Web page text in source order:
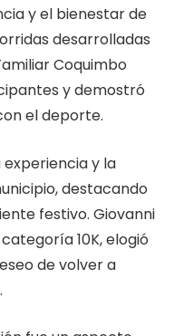
y el bienestar de
desarrolladas
Coquimbo
y demostró
el deporte.
y la
destacando
festivo. Giovanni
10K, elogió
de volver a